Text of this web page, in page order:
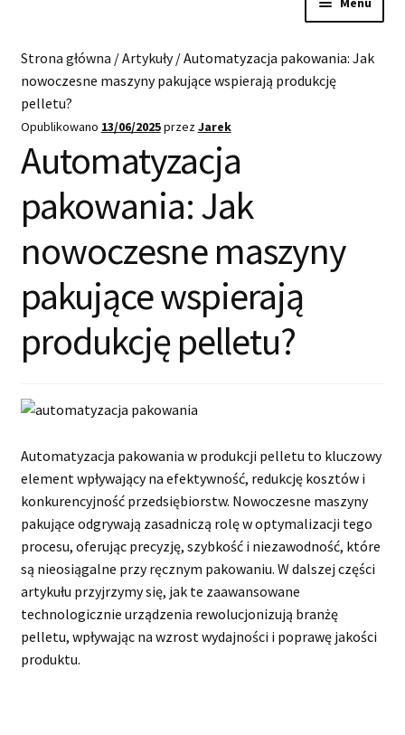
Kontakt
Strona główna /Artykuły/Automatyzacja pakowania: Jak
nowoczesne maszyny pakujące wspierają produkcję
pelletu?
Opublikowano 13/06/2025przezJarek
Automatyzacja
pakowania: Jak
nowoczesne maszyny
pakujące wspierają
produkcję pelletu?
Automatyzacja pakowania w produkcji pelletu to kluczowy
element wpływający na efektywność, redukcję kosztów i
konkurencyjność przedsiębiorstw. Nowoczesne maszyny
pakujące odgrywają zasadniczą rolę w optymalizacji tego
procesu, oferując precyzję, szybkość i niezawodność, które
są nieosiągalne przy ręcznym pakowaniu. W dalszej części
artykułu przyjrzymy się, jak te zaawansowane
technologicznie urządzenia rewolucjonizują branżę
pelletu, wpływając na wzrost wydajności i poprawę jakości
produktu.